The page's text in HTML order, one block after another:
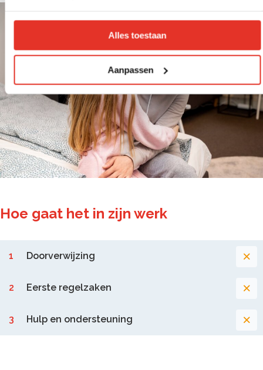
Alles toestaan
Aanpassen
Hoe gaat het in zijn werk
Doorverwijzing
Eerste regelzaken
Hulp en ondersteuning